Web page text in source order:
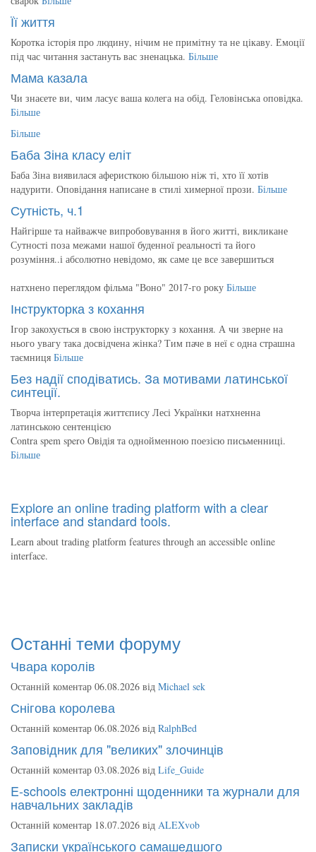
Її життя
Коротка історія про людину, нічим не примітну та не цікаву. Емоції
під час читання застануть вас зненацька. Більше
Мама казала
Чи знаєете ви, чим ласує ваша колега на обід. Геловінська оповідка.
Більше
Більше
Баба Зіна класу еліт
Баба Зіна виявилася аферисткою більшою ніж ті, хто її хотів
надурити. Оповідання написане в стилі химерної прози. Більше
Сутність, ч.1
Найгірше та найважче випробовування в його житті, викликане
Сутності поза межами нашої буденної реальності та його
розуміння..і абсолютно невідомо, як саме це все завершиться
натхнено переглядом фільма "Воно" 2017-го року Більше
Інструкторка з кохання
Ігор закохується в свою інструкторку з кохання. А чи зверне на
нього увагу така досвідчена жінка? Тим паче в неї є одна страшна
таємниця Більше
Без надії сподіватись. За мотивами латинської
синтеції.
Творча інтерпретація життєпису Лесі Українки натхненна
латинською сентенцією
Contra spem spero Овідія та однойменною поезією письменниці.
Більше
Explore an online trading platform with a clear
interface and standard tools.
Learn about trading platform features through an accessible online
interface.
Останні теми форуму
Чвара королів
Останній коментар 06.08.2026 від Michael sek
Снігова королева
Останній коментар 06.08.2026 від RalphBed
Заповідник для "великих" злочинців
Останній коментар 03.08.2026 від Life_Guide
E-schools електронні щоденники та журнали для
навчальних закладів
Останній коментар 18.07.2026 від ALEXvob
Записки українського самашедшого